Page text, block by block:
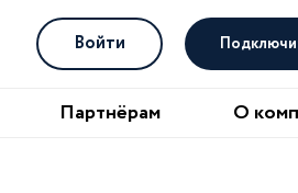
Войти
Партнёрам О
О